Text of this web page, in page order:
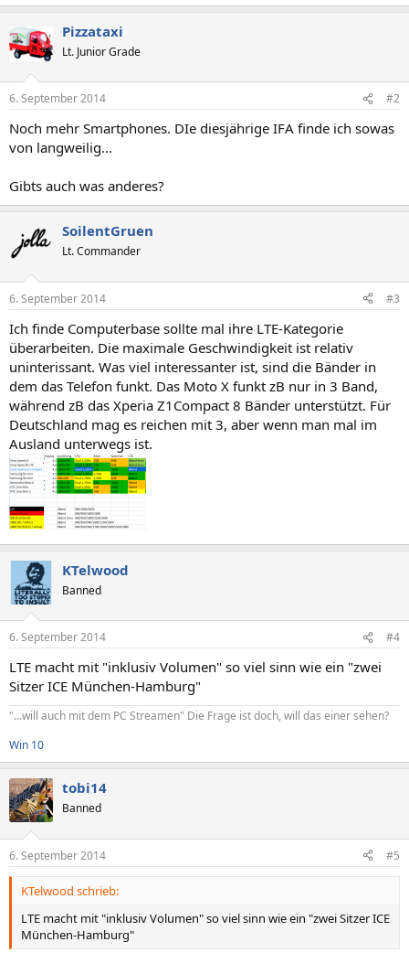
Pizzataxi
Lt. Junior Grade
6. September 2014 #2
Noch mehr Smartphones. DIe diesjährige IFA finde ich sowas
von langweilig...
Gibts auch was anderes?
SoilentGruen
Lt. Commander
6. September 2014 #3
Ich finde Computerbase sollte mal ihre LTE-Kategorie
überarbeiten. Die maximale Geschwindigkeit ist relativ
uninterissant. Was viel interessanter ist, sind die Bänder in
dem das Telefon funkt. Das Moto X funkt zB nur in 3 Band,
während zB das Xperia Z1Compact 8 Bänder unterstützt. Für
Deutschland mag es reichen mit 3, aber wenn man mal im
Ausland unterwegs ist.
KTelwood
Banned
6. September 2014 #4
LTE macht mit "inklusiv Volumen" so viel sinn wie ein "zwei
Sitzer ICE München-Hamburg"
"...will auch mit dem PC Streamen" Die Frage ist doch, will das einer sehen?
Win 10
tobi14
Banned
6. September 2014 #5
KTelwood schrieb:
LTE macht mit "inklusiv Volumen" so viel sinn wie ein "zwei Sitzer ICE
München-Hamburg"